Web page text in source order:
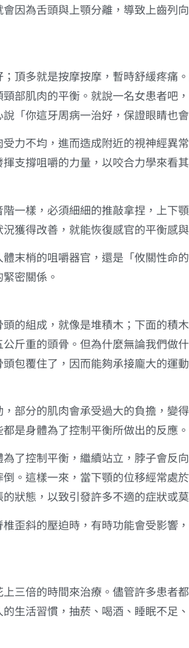
因為舌頭與上顎分離，導致上齒列
頂多就是按摩按摩，暫時舒緩疼痛
部肌肉的平衡。就說一名女患者吧
「你這牙周病一治好，保證眼睛也
力不均，進而造成附近的視神經異
支撐咀嚼的力量，以咬合力學來看
一樣，必須細細的推敲拿捏，上下
獲得改善，就能恢復感官的平衡感與
末梢的咀嚼器官，還是「攸關性命
密關係。
的組成，就像是堆積木；下面的積
斤重的頭骨。但為什麼無論我們做
包覆住了，因而能夠承接龐大的運
部分的肌肉會承受過大的負擔，變
是身體為了控制平衡所做出的反應。
了控制平衡，繼續站立，脖子會反
。這樣一來，當下顎的位移經常處
狀態，以致引發許多不適的症狀或
歪斜的壓迫時，有時功能會受影響
三倍的時間來治療。儘管許多患者
生活習慣，抽菸、喝酒、睡眠不足